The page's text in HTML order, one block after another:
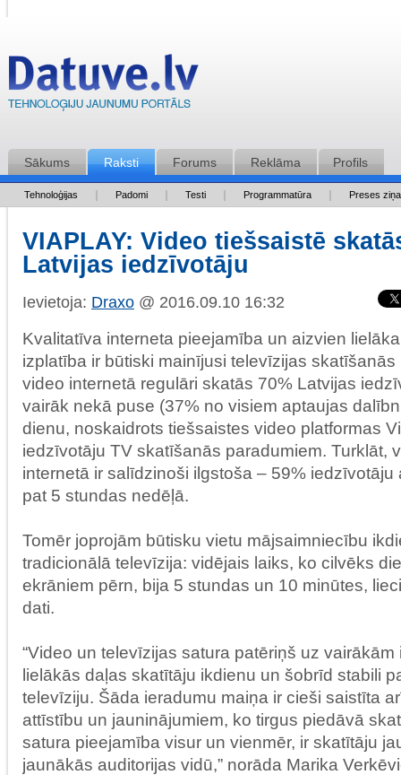
Sākums Raksti Forums Reklāma Profils
Tehnoloģijas Padomi Testi Programmatūra Preses
VIAPLAY: Video tiešsaistē
Latvijas iedzīvotāju
Ievietoja: Draxo @ 2016.09.10 16:32
Kvalitatīva interneta pieejamība un aizvien
izplatība ir būtiski mainījusi televīzijas
video internetā regulāri skatās 70% Latvijas
vairāk nekā puse (37% no visiem aptaujas
dienu, noskaidrots tiešsaistes video platformas
iedzīvotāju TV skatīšanās paradumiem. Turklāt,
internetā ir salīdzinoši ilgstoša – 59% iedzīvotāju
pat 5 stundas nedēļā.
Tomēr joprojām būtisku vietu mājsaimniecību
tradicionālā televīzija: vidējais laiks, ko cilvēks
ekrāniem pērn, bija 5 stundas un 10 minūtes,
dati.
“Video un televīzijas satura patēriņš uz
lielākās daļas skatītāju ikdienu un šobrīd stabili
televīziju. Šāda ieradumu maiņa ir cieši saistīta
attīstību un jauninājumiem, ko tirgus piedāvā
satura pieejamība visur un vienmēr, ir skatītāju
jaunākās auditorijas vidū,” norāda Marika